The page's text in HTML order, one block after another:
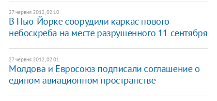
27 червня 2012, 02:10
В Нью-Йорке соорудили каркас нового
небоскреба на месте разрушенного 11 сентября
27 червня 2012, 02:01
Молдова и Евросоюз подписали соглашение о
едином авиационном пространстве